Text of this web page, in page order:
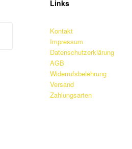
Links
Kontakt
Impressum
Datenschutzerklärung
AGB
Widerrufsbelehrung
Versand
Zahlungsarten